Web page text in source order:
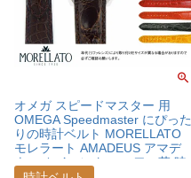
オメガ スピードマスター 用
OMEGA Speedmaster にぴった
りの時計ベルト MORELLATO
モレラート AMADEUS アマデ
ウス カイマンクロコ ワニ革 時